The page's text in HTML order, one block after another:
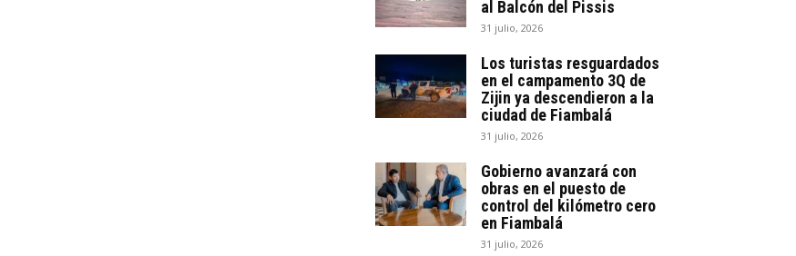
al Balcón del Pissis
31 julio, 2026
Los turistas resguardados
en el campamento 3Q de
Zijin ya descendieron a la
ciudad de Fiambalá
31 julio, 2026
Gobierno avanzará con
obras en el puesto de
control del kilómetro cero
en Fiambalá
31 julio, 2026